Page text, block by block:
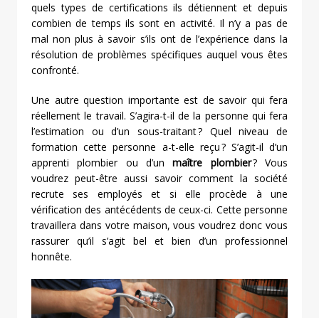
quels types de certifications ils détiennent et depuis
combien de temps ils sont en activité. Il n’y a pas de
mal non plus à savoir s’ils ont de l’expérience dans la
résolution de problèmes spécifiques auquel vous êtes
confronté.
Une autre question importante est de savoir qui fera
réellement le travail. S’agira-t-il de la personne qui fera
l’estimation ou d’un sous-traitant ? Quel niveau de
formation cette personne a-t-elle reçu ? S’agit-il d’un
apprenti plombier ou d’unmaître plombier? Vous
voudrez peut-être aussi savoir comment la société
recrute ses employés et si elle procède à une
vérification des antécédents de ceux-ci. Cette personne
travaillera dans votre maison, vous voudrez donc vous
rassurer qu’il s’agit bel et bien d’un professionnel
honnête.